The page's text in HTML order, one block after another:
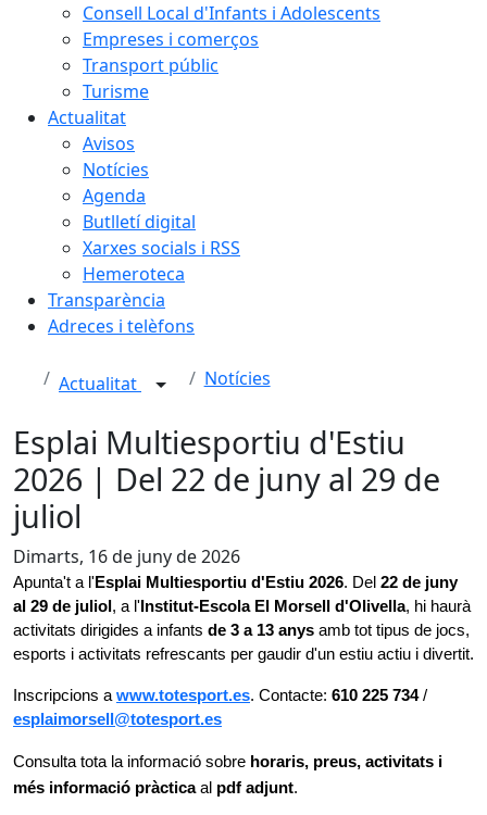
Consell Local d'Infants i Adolescents
Empreses i comerços
Transport públic
Turisme
Actualitat
Avisos
Notícies
Agenda
Butlletí digital
Xarxes socials i RSS
Hemeroteca
Transparència
Adreces i telèfons
Actualitat Notícies
Esplai Multiesportiu d'Estiu
2026 | Del 22 de juny al 29 de
juliol
Dimarts, 16 de juny de 2026
Apunta't a l' Esplai Multiesportiu d'Estiu 2026. Del 22 de juny
al 29 de juliol , a l' Institut-Escola El Morsell d'Olivella, hi haurà
activitats dirigides a infants de 3 a 13 anys amb tot tipus de jocs,
esports i activitats refrescants per gaudir d'un estiu actiu i divertit.
Inscripcions a www.totesport.es. Contacte: 610 225 734
esplaimorsell@totesport.es
Consulta tota la informació sobre horaris, preus, activitats i
més informació pràctica al pdf adjunt.